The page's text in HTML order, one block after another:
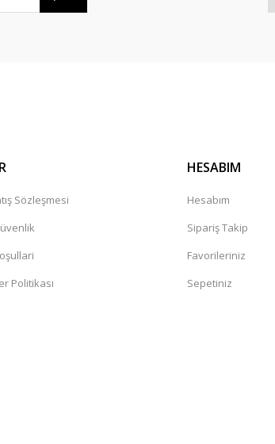
Sözleşmesi
Politikası
HESABIM
Hesabım
Sipariş Takip
Favorileriniz
Sepetiniz